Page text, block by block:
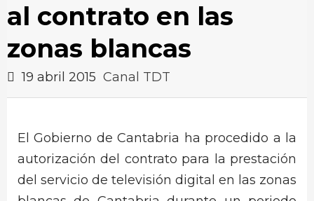
al contrato en las
zonas blancas
19 abril 2015 Canal TDT
El Gobierno de Cantabria ha procedido a la
autorización del contrato para la prestación
del servicio de televisión digital en las zonas